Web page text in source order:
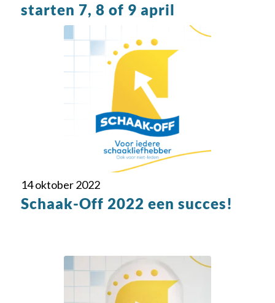
starten 7, 8 of 9 april
14 oktober 2022
Schaak-Off 2022 een succes!